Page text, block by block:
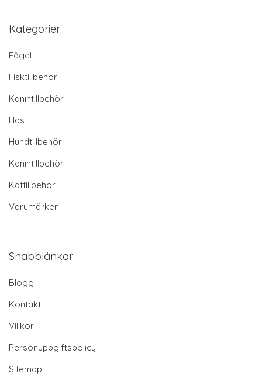
Kategorier
Fågel
Fisktillbehör
Kanintillbehör
Häst
Hundtillbehör
Kanintillbehör
Kattillbehör
Varumärken
Snabblänkar
Blogg
Kontakt
Villkor
Personuppgiftspolicy
Sitemap